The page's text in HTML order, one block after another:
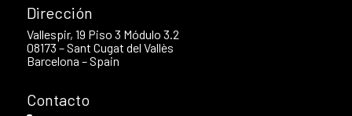
Dirección
Vallespir, 19 Piso 3 Módulo 3.2
08173 – Sant Cugat del Vallès
Barcelona – Spain
Contacto